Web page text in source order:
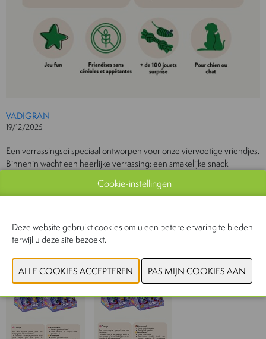
VADIGRAN
19/12/2025
Een verrassingsei speciaal ontworpen voor onze viervoetige vriendjes.
Binnenin wacht een heerlijke verrassing: een smakelijke snack
gecombineerd met een passend speeltje, voor plezier en spel in één
CONTACTEER ONS
Cookie-instellingen
Deze website gebruikt cookies om u een betere ervaring te bieden
terwijl u deze site bezoekt.